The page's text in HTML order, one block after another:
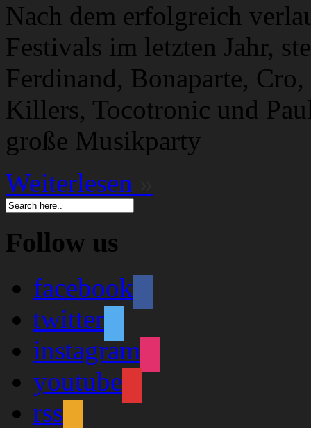
Nach dem erfolgreich
Festivals im letzten Jahr,
Ferdinand, Bonaparte,
Killers, Tocotronic und
große Musikparty
Weiterlesen
Follow us
facebook
twitter
instagram
youtube
rss